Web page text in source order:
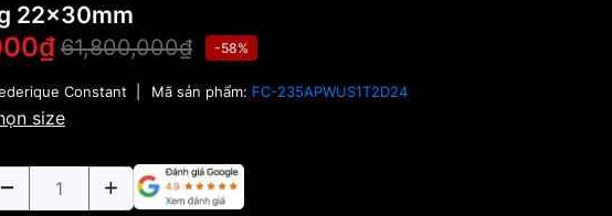
22x30mm
61,800,000₫ -58%
Constant Mã sản phẩm: FC-235APWUS1T2D24
size